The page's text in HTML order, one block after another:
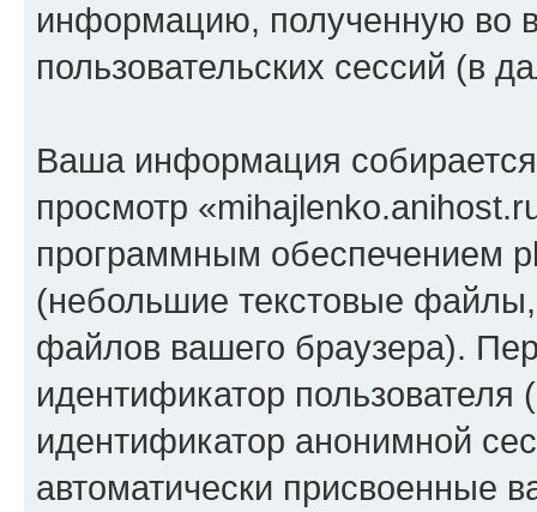
информацию, полученную во
пользовательских сессий (в
Ваша информация
просмотр
программным обеспечением
(небольшие текстовые
файлов вашего браузера).
идентификатор
идентификатор анонимной
автоматически присвоенные